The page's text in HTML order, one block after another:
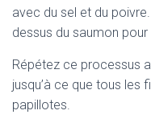
avec du sel et du
dessus du saumon
Répétez ce processus
jusqu’à ce que tous les
papillotes.